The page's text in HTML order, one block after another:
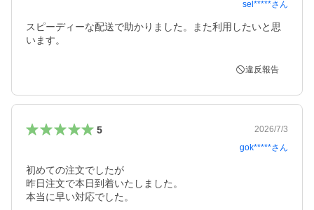
sel*****さん
スピーディーな配送で助かりました。また利用したいと思
います。
違反報告
5
2026/7/3
gok*****さん
初めての注文でしたが
昨日注文で本日到着いたしました。
本当に早い対応でした。